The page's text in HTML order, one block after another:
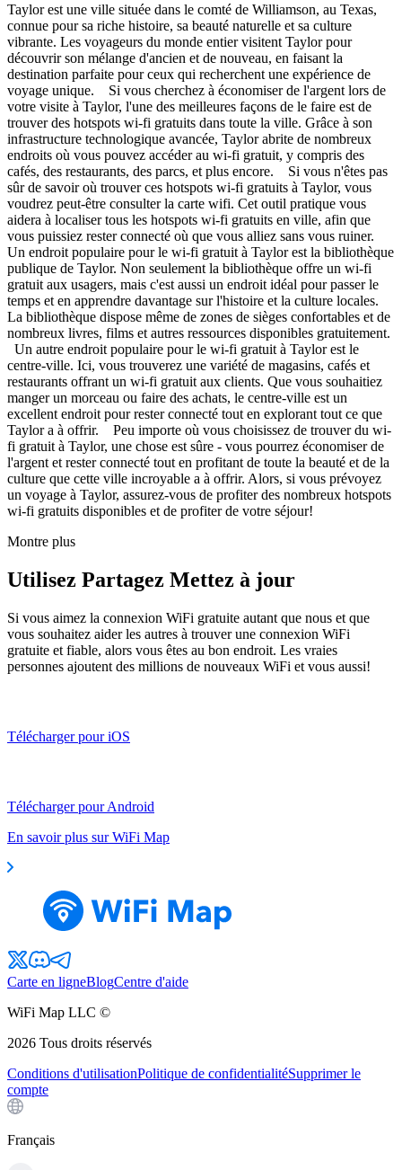
Taylor est une ville située dans le comté de Williamson, au Texas,
connue pour sa riche histoire, sa beauté naturelle et sa culture
vibrante. Les voyageurs du monde entier visitent Taylor pour
découvrir son mélange d'ancien et de nouveau, en faisant la
destination parfaite pour ceux qui recherchent une expérience de
voyage unique. Si vous cherchez à économiser de l'argent lors de
votre visite à Taylor, l'une des meilleures façons de le faire est de
trouver des hotspots wi-fi gratuits dans toute la ville. Grâce à son
infrastructure technologique avancée, Taylor abrite de nombreux
endroits où vous pouvez accéder au wi-fi gratuit, y compris des
cafés, des restaurants, des parcs, et plus encore. Si vous n'êtes pas
sûr de savoir où trouver ces hotspots wi-fi gratuits à Taylor, vous
voudrez peut-être consulter la carte wifi. Cet outil pratique vous
aidera à localiser tous les hotspots wi-fi gratuits en ville, afin que
vous puissiez rester connecté où que vous alliez sans vous ruiner.
Un endroit populaire pour le wi-fi gratuit à Taylor est la bibliothèque
publique de Taylor. Non seulement la bibliothèque offre un wi-fi
gratuit aux usagers, mais c'est aussi un endroit idéal pour passer le
temps et en apprendre davantage sur l'histoire et la culture locales.
La bibliothèque dispose même de zones de sièges confortables et de
nombreux livres, films et autres ressources disponibles gratuitement.
Un autre endroit populaire pour le wi-fi gratuit à Taylor est le
centre-ville. Ici, vous trouverez une variété de magasins, cafés et
restaurants offrant un wi-fi gratuit aux clients. Que vous souhaitiez
manger un morceau ou faire des achats, le centre-ville est un
excellent endroit pour rester connecté tout en explorant tout ce que
Taylor a à offrir. Peu importe où vous choisissez de trouver du wi-
fi gratuit à Taylor, une chose est sûre - vous pourrez économiser de
l'argent et rester connecté tout en profitant de toute la beauté et de la
culture que cette ville incroyable a à offrir. Alors, si vous prévoyez
un voyage à Taylor, assurez-vous de profiter des nombreux hotspots
wi-fi gratuits disponibles et de profiter de votre séjour!
Montre plus
Utilisez Partagez Mettez à jour
Si vous aimez la connexion WiFi gratuite autant que nous et que
vous souhaitez aider les autres à trouver une connexion WiFi
gratuite et fiable, alors vous êtes au bon endroit. Les vraies
personnes ajoutent des millions de nouveaux WiFi et vous aussi!
Télécharger pour iOS
Télécharger pour Android
En savoir plus sur WiFi Map
Carte en ligneBlogCentre d'aide
WiFi Map LLC ©
2026 Tous droits réservés
Conditions d'utilisationPolitique de confidentialitéSupprimer le
compte
Français